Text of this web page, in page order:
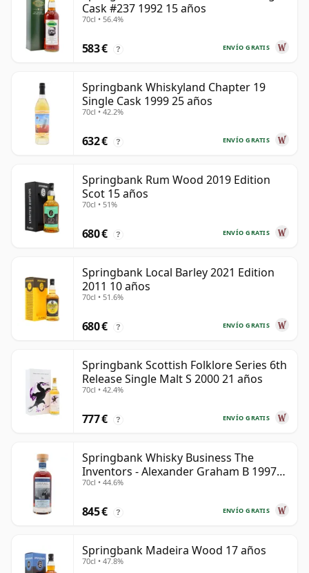
Cask #237 1992 15 años
70cl • 56.4%
ENVÍO GRATIS
583 € ?
Springbank Whiskyland Chapter 19
Single Cask 1999 25 años
70cl • 42.2%
ENVÍO GRATIS
632 € ?
Springbank Rum Wood 2019 Edition
Scot 15 años
70cl • 51%
ENVÍO GRATIS
680 € ?
Springbank Local Barley 2021 Edition
2011 10 años
70cl • 51.6%
ENVÍO GRATIS
680 € ?
Springbank Scottish Folklore Series 6th
Release Single Malt S 2000 21 años
70cl • 42.4%
ENVÍO GRATIS
777 € ?
Springbank Whisky Business The
Inventors - Alexander Graham B 1997
28 años
70cl • 44.6%
ENVÍO GRATIS
845 € ?
Springbank Madeira Wood 17 años
70cl • 47.8%